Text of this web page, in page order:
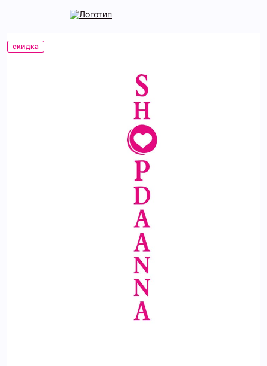
скидка